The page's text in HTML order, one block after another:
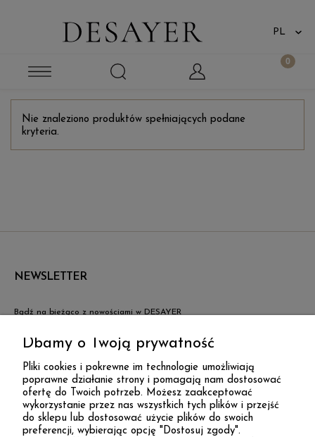
Nie znaleziono produktów spełniających podane
kryteria.
NEWSLETTER
Bądź na bieżąco z nowościami w DESAYER
DESAYER
Dbamy o Twoją prywatność
Pliki cookies i pokrewne im technologie umożliwiają
poprawne działanie strony i pomagają nam dostosować
ofertę do Twoich potrzeb. Możesz zaakceptować
wykorzystanie przez nas wszystkich tych plików i przejść
do sklepu lub dostosować użycie plików do swoich
preferencji, wybierając opcję "Dostosuj zgody".